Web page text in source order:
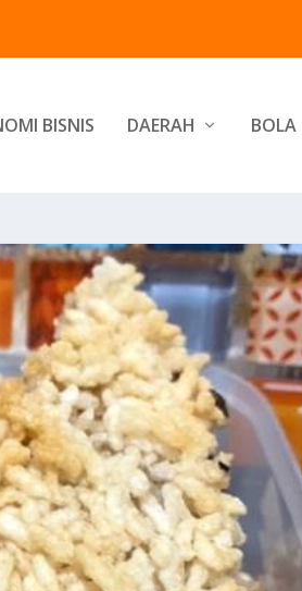
BISNIS DAERAH BOLA